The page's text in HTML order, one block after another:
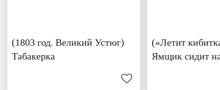
(1803 год. Великий Устюг)
Табакерка
(«Летит
Ямщик сидит